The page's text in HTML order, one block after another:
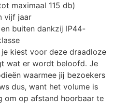
maximaal 115 db)
vijf jaar
buiten dankzĳ IP44-
kiest voor deze draadloze
wat er wordt beloofd. Je
waarmee jĳ bezoekers
dus, want het volume is
om op afstand hoorbaar te